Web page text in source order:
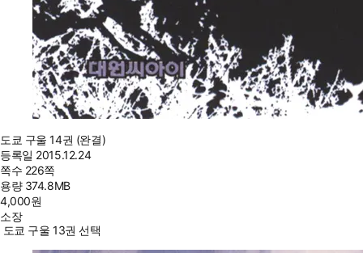
도쿄 구울 14권 (완결)
등록일 2015.12.24
쪽수 226쪽
용량 374.8MB
4,000원
소장
도쿄 구울 13권 선택